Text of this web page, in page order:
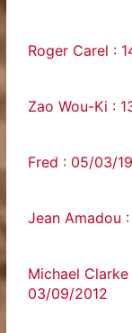
Roger Carel :
Zao Wou-Ki :
Fred : 05/03/
Jean Amadou
Michael
03/09/2012